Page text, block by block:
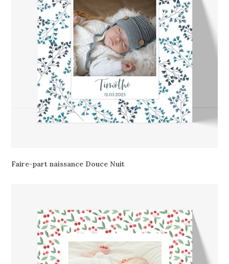
Faire-part naissance Douce Nuit